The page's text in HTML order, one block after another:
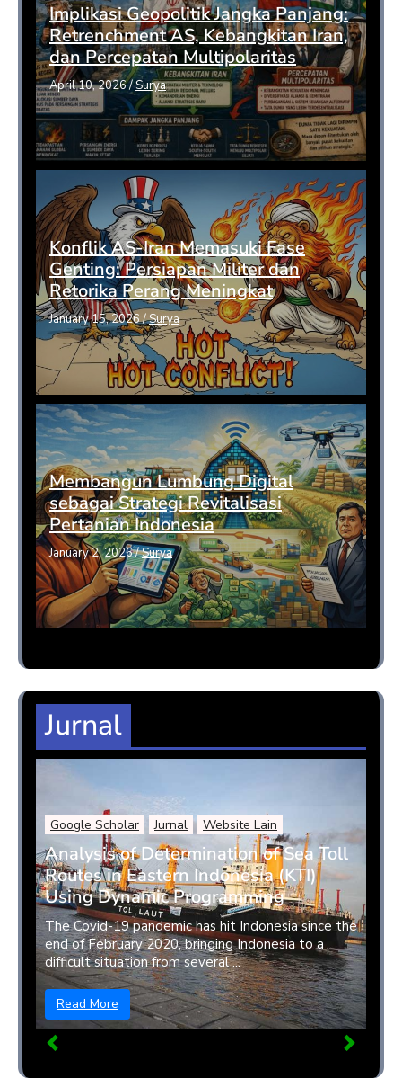
Implikasi Geopolitik Jangka Panjang:
Retrenchment AS, Kebangkitan Iran,
dan Percepatan Multipolaritas
April 10, 2026/Surya
Konflik AS-Iran Memasuki Fase
Genting: Persiapan Militer dan
Retorika Perang Meningkat
January 15, 2026/Surya
Membangun Lumbung Digital
sebagai Strategi Revitalisasi
Pertanian Indonesia
January 2, 2026/Surya
Jurnal
Google Scholar Jurnal Website Lain
Analysis of Determination of Sea Toll
Routes in Eastern Indonesia (KTI)
Using Dynamic Programming
The Covid-19 pandemic has hit Indonesia since the
end of February 2020, bringing Indonesia to a
difficult situation from several ...
Read More